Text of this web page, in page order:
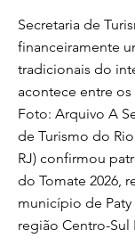
Secretaria de
financeiramente
tradicionais do
acontece entre
Foto: Arquivo A
de Turismo do
RJ) confirmou
do Tomate 2026,
município de
região Centro-